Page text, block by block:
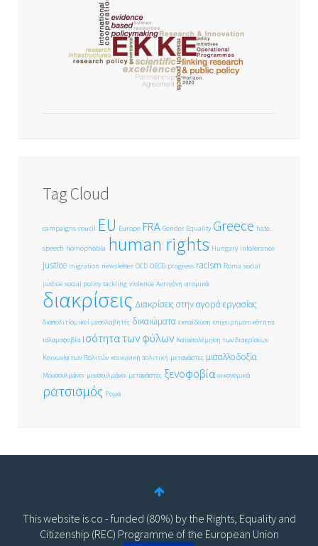
Tag Cloud
campaigns coucil EU Europe FRA Gender Equality Greece hate
speech homophobia human rights Hungary intolerance
justice migration newsletter OCD OECD progress racism Roma social
justice social policy tackling violence Αντιγόνη ατομικά
διακρίσεις Διακρίσεις στην αγορά εργασίας
διαπολιτισμικοί μεσολαβητές δικαιώματα εκπαίδευση επιχειρηματικότητα
ισλαμοφοβία ισότητα των φύλων Καταπολέμηση των διακρίσεων
Κοινωνία των Πολιτών κοινωνική πολιτική μετανάστες μισαλλοδοξία
Μουσουλμάνοι μουσουλμάνοι μετανάστες ξενοφοβία οικονομικά
ρατσισμός Ρομά
This website is co - funded (80%) by the Rights, Equality and
Citizenship (REC) Programme of the European Union